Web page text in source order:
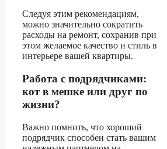
Следуя этим рекомендациям,
можно значительно сократить
расходы на ремонт, сохранив при
этом желаемое качество и стиль в
интерьере вашей квартиры.
Работа с подрядчиками:
кот в мешке или друг по
жизни?
Важно помнить, что хороший
подрядчик способен стать вашим